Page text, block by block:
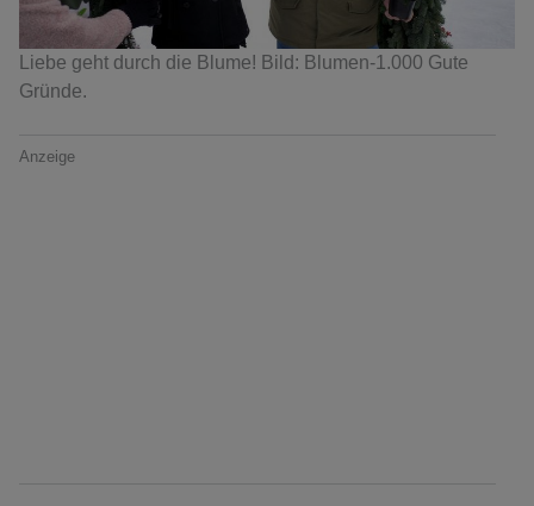
Liebe geht durch die Blume! Bild: Blumen-1.000 Gute
Gründe.
Anzeige